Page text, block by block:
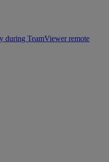
during TeamViewer remote